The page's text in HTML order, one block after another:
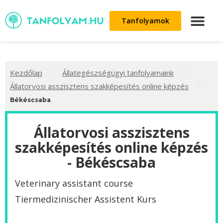
Tanfolyamok
Kezdőlap Állategészségügyi tanfolyamaink
Állatorvosi asszisztens szakképesítés online képzés
Békéscsaba
Állatorvosi asszisztens
szakképesítés online képzés
- Békéscsaba
Veterinary assistant course
Tiermedizinischer Assistent Kurs